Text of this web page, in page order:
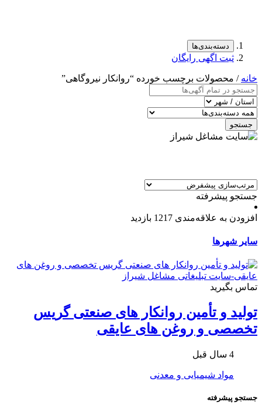
دسته‌بندی‌ها
ثبت اگهی رایگان
خانه / محصولات برچسب خورده “روانکار نیروگاهی”
جستجو
جستجو پیشرفته
افزودن به علاقه‌مندی 1217 بازدید
سایر شهرها
تماس بگیرید
تولید و تأمین روانکار های صنعتی گریس
تخصصی و روغن های عایقی
4 سال قبل
مواد شیمیایی و معدنی
جستجو پیشرفته